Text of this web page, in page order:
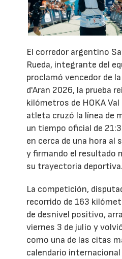
El corredor argentino
Rueda, integrante del
proclamó vencedor de
d'Aran 2026, la prueba
kilómetros de HOKA Val
atleta cruzó la línea de
un tiempo oficial de
en cerca de una hora al
y firmando el resultado
su trayectoria deportiva.
La competición,
recorrido de 163
de desnivel positivo,
viernes 3 de julio y
como una de las citas
calendario